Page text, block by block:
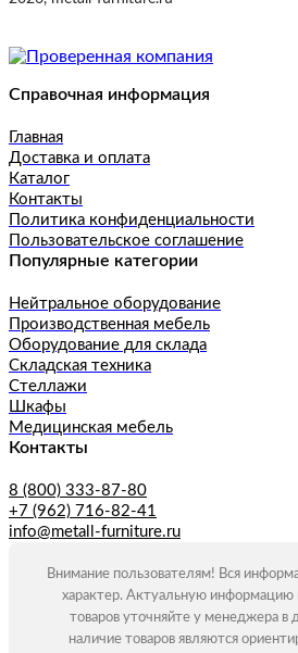
Справочная информация
Главная
Доставка и оплата
Каталог
Контакты
Политика конфиденциальности
Пользовательское соглашение
Популярные категории
Нейтральное оборудование
Производственная мебель
Оборудование для склада
Складская техника
Стеллажи
Шкафы
Медицинская мебель
Контакты
8 (800) 333-87-80
+7 (962) 716-82-41
info@metall-furniture.ru
Внимание пользователям! Вся
характер. Актуальную информацию
товаров уточняйте у менеджера в
наличие товаров являются